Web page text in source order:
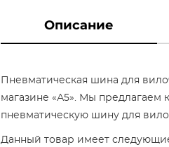
Описание
Пневматическая шина для
магазине «А5». Мы предлагаем
пневматическую шину для
Данный товар имеет